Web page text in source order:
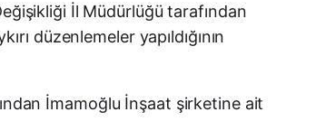
WhatsApp
İl Müdürlüğü tarafından
düzenlemeler yapıldığının
İmamoğlu İnşaat şirketine ait